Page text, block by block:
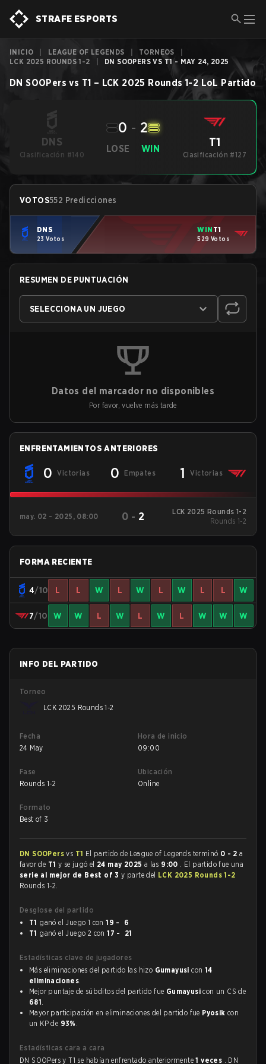
STRAFE ESPORTS
INICIO LEAGUE OF LEGENDS TORNEOS
LCK 2025 ROUNDS 1-2
DN SOOPERS VS T1 - MAY 24, 2025
DN SOOPers vs T1 – LCK 2025 Rounds 1-2 LoL Partido
DNS
Clasificación #140
LOSE
0 - 2
WIN T1
Clasificación #127
VOTOS552 Predicciones
DNS
23 Votos
WIN T1
529 Votos
RESUMEN DE PUNTUACIÓN
SELECCIONA UN JUEGO
Datos del marcador no disponibles
Por favor, vuelve más tarde
ENFRENTAMIENTOS ANTERIORES
0 Victorias 0 Empates 1 Victorias
may. 02 - 2025, 08:00 0 - 2
LCK 2025 Rounds 1-2
Rounds 1-2
FORMA RECIENTE
4/10 L L W L W L W L L W
7/10 W W L W L W L W W W
INFO DEL PARTIDO
Torneo
LCK 2025 Rounds 1-2
Fecha
24 May
Hora de inicio
09:00
Fase
Rounds 1-2
Ubicación
Online
Formato
Best of 3
DN SOOPersvs T1 El partido de League of Legends terminó 0 - 2 a
favor de T1 y se jugó el 24 may 2025 a las 9:00 . El partido fue una
serie al mejor de Best of 3y parte del LCK 2025 Rounds 1-2
Rounds 1-2.
Desglose del partido
T1 ganó el Juego 1 con19 - 6
T1 ganó el Juego 2 con17 - 21
Estadísticas clave de jugadores
Más eliminaciones del partido las hizo Gumayusi con 14
eliminaciones.
Mejor puntaje de súbditos del partido fue Gumayusi con un CS de
681.
Mayor participación en eliminaciones del partido fue Pyosik con
un KP de 93% .
Estadísticas cara a cara
DN SOOPers y T1 se habían enfrentado anteriormente1 veces . DN